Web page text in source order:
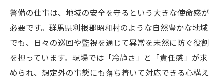
警備の仕事は、地域の安全を守るという大きな使命感が
必要です。群馬県利根郡昭和村のような自然豊かな地域
でも、日々の巡回や監視を通じて異常を未然に防ぐ役割
を担っています。現場では「冷静さ」と「責任感」が求
められ、想定外の事態にも落ち着いて対応できる心構え